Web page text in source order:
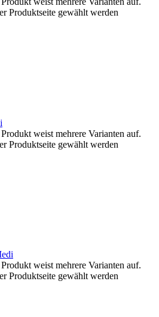
Produktseite gewählt werden
weist mehrere Varianten auf.
Produktseite gewählt werden
weist mehrere Varianten auf.
Produktseite gewählt werden